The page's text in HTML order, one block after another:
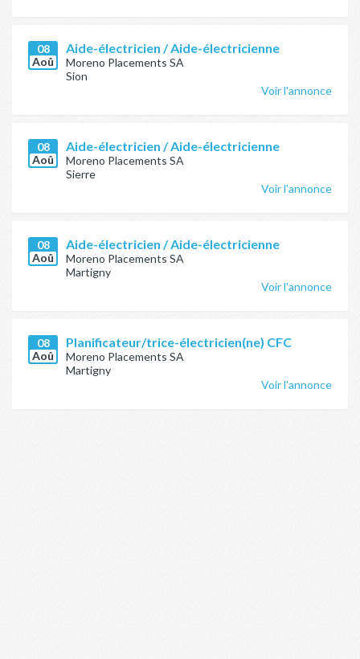
08
Aoû
Aide-électricien / Aide-électricienne
Moreno Placements SA
Sion
Voir l'annonce
08
Aoû
Aide-électricien / Aide-électricienne
Moreno Placements SA
Sierre
Voir l'annonce
08
Aoû
Aide-électricien / Aide-électricienne
Moreno Placements SA
Martigny
Voir l'annonce
08
Aoû
Planificateur/trice-électricien(ne) CFC
Moreno Placements SA
Martigny
Voir l'annonce